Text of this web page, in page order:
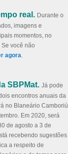
real. Durante o
imagens e
momentos, no
Se você não
agora.
SBPMat. Já pode
encontros anuais da
no Blaneário Camboriú
Em 2020, será
de agosto a 3 de
recebendo sugestões
a respeito de